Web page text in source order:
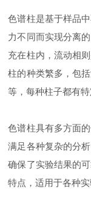
色谱柱是基于样品
力不同而实现分离
充在柱内，流动相
柱的种类繁多，包
等，每种柱子都有特
色谱柱具有多方面
满足各种复杂的分
确保了实验结果的
特点，适用于各种实